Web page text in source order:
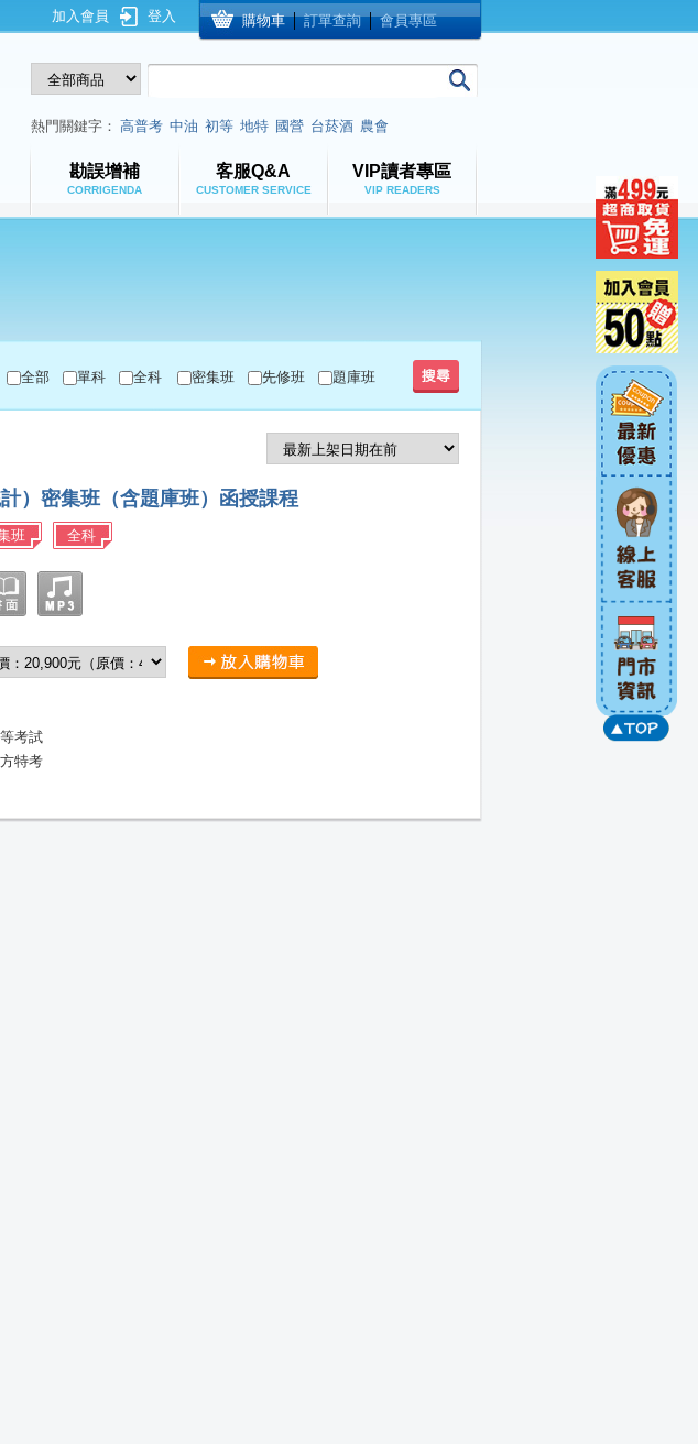
購物車 │訂單查詢 │會員專區
登入
加入會員
熱門關鍵字： 高普考 中油 初等 地特 國營 台菸酒 農會
勘誤增補
CORRIGENDA
客服Q&A
CUSTOMER SERVICE
VIP讀者專區
VIP READERS
全部 單科 全科 密集班 先修班 題庫班
）密集班（含題庫班）函授課程
班 全科
考試
特考